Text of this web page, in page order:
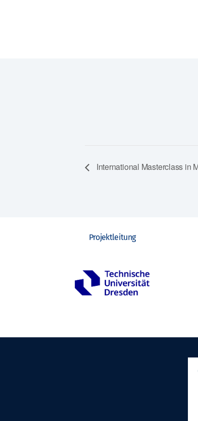
International Masterclass in
Projektleitung